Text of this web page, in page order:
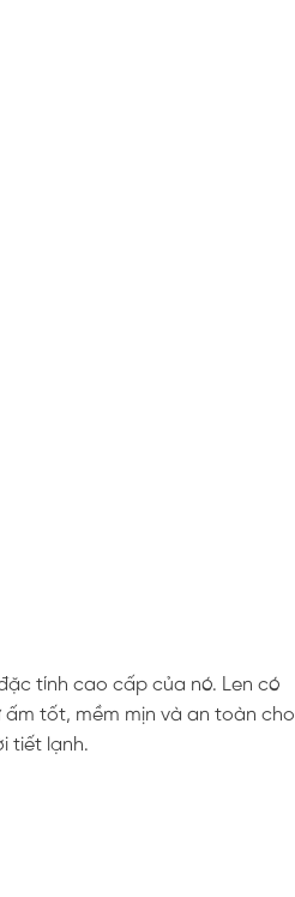
tính cao cấp của nó. Len có
tốt, mềm mịn và an toàn cho
tiết lạnh.